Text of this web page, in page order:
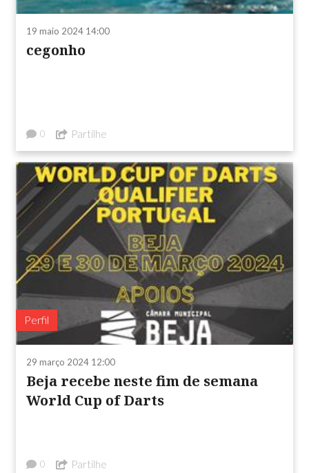
19 maio 2024 14:00
cegonho
0 Partilhe
Perfil
29 março 2024 12:00
Beja recebe neste fim de semana
World Cup of Darts
0 Partilhe